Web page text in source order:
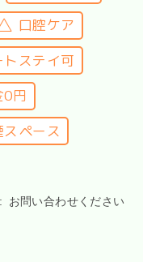
口腔ケア
トステイ可
0円
スペース
お問い合わせください